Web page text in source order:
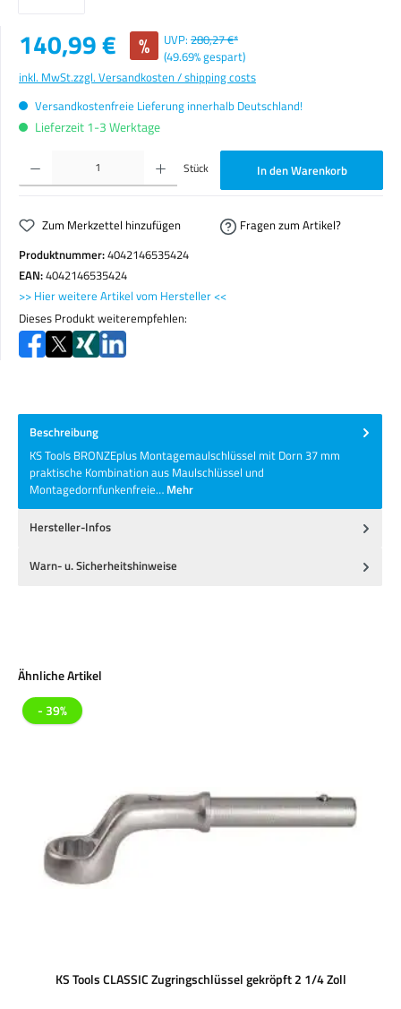
Verkaufspreis:
140,99 € % UVP: 280,27 €*
(49.69% gespart)
inkl. MwSt.zzgl. Versandkosten / shipping costs
Versandkostenfreie Lieferung innerhalb Deutschland!
Lieferzeit 1-3 Werktage
Produkt Anzahl: Gib den gewünschten Wert ein oder benutze die Schaltflächen um die Anzahl zu
Stück In den Warenkorb
Zum Merkzettel hinzufügen
Fragen zum Artikel?
Produktnummer:4042146535424
EAN:4042146535424
>> Hier weitere Artikel vom Hersteller <<
Dieses Produkt weiterempfehlen:
Beschreibung
KS Tools BRONZEplus Montagemaulschlüssel mit Dorn 37 mm
praktische Kombination aus Maulschlüssel und
Montagedornfunkenfreie… Mehr
Hersteller-Infos
Warn- u. Sicherheitshinweise
Produktgalerie überspringen
Ähnliche Artikel
- 39%
KS Tools CLASSIC Zugringschlüssel gekröpft 2 1/4 Zoll